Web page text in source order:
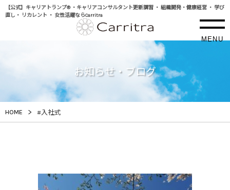
【公式】キャリアトランプ® ・キャリアコンサルタント更新講習 ・ 組織開発・健康経営 ・ 学び
直し・ リカレント ・ 女性活躍ならCarritra
MENU
お知らせ・ブログ
HOME > #入社式